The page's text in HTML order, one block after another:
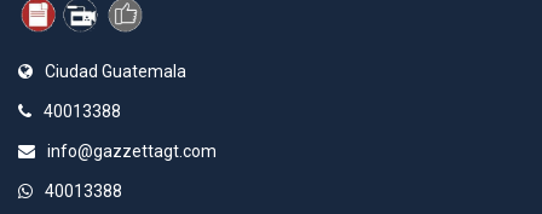
Ciudad Guatemala
40013388
info@gazzettagt.com
40013388